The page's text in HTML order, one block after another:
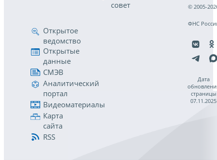
совет
Открытое
ведомство
Открытые
данные
СМЭВ
Аналитический
портал
Видеоматериалы
Карта
сайта
RSS
© 2005-
ФНС
Дата
страницы
07.11.2025